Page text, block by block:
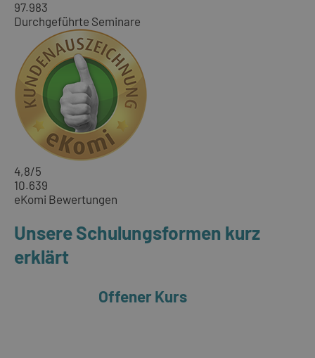
97.983
Durchgeführte Seminare
4,8/5
10.639
eKomi Bewertungen
Unsere Schulungsformen kurz
erklärt
Offener Kurs